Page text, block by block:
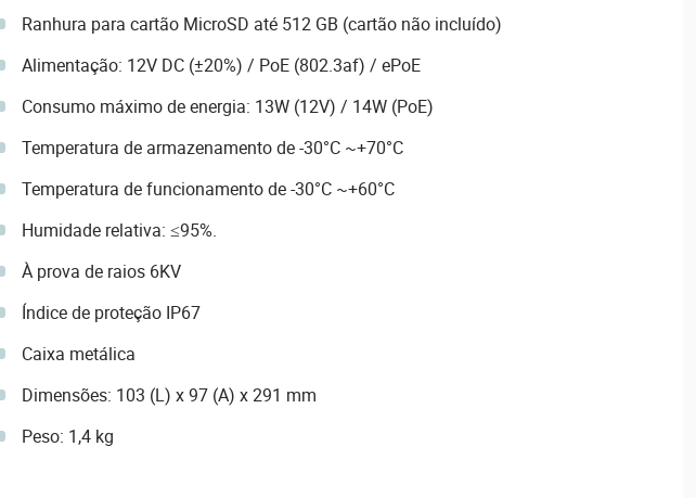
Ranhura para cartão MicroSD até 512 GB (cartão não incluído)
Alimentação: 12V DC (±20%) / PoE (802.3af) / ePoE
Consumo máximo de energia: 13W (12V) / 14W (PoE)
Temperatura de armazenamento de -30°C ~+70°C
Temperatura de funcionamento de -30°C ~+60°C
Humidade relativa: ≤95%.
À prova de raios 6KV
Índice de proteção IP67
Caixa metálica
Dimensões: 103 (L) x 97 (A) x 291 mm
Peso: 1,4 kg